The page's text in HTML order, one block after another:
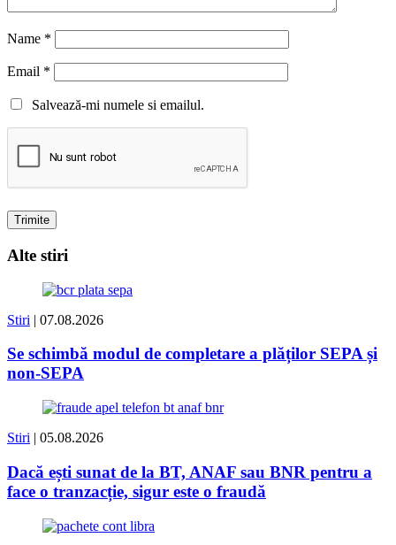
Name *
Email *
Salvează-mi numele si emailul.
Alte stiri
Stiri | 07.08.2026
Se schimbă modul de completare a plăților SEPA și
non-SEPA
Stiri | 05.08.2026
Dacă ești sunat de la BT, ANAF sau BNR pentru a
face o tranzacție, sigur este o fraudă